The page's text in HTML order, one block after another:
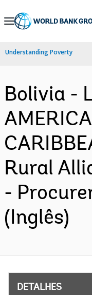
Skip
Navigation
Understanding Poverty
Bolivia -
Rural
-
(Inglês)
DETALHES